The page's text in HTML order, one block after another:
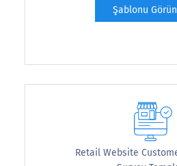
Şablonu
Retail Website